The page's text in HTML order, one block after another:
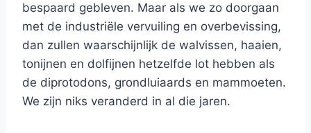
bespaard gebleven. Maar als we zo doorgaan
met de industriële vervuiling en overbevissing,
dan zullen waarschijnlijk de walvissen, haaien,
tonijnen en dolfijnen hetzelfde lot hebben als
de diprotodons, grondluiaards en mammoeten.
We zijn niks veranderd in al die jaren.